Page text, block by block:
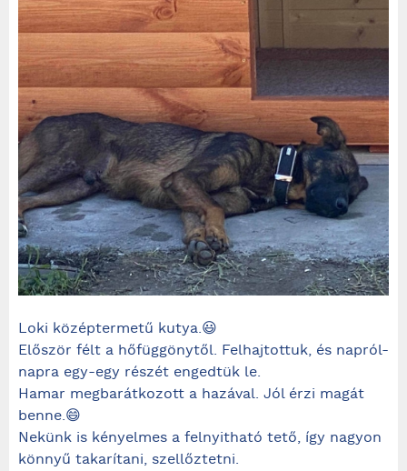
Loki középtermetű kutya.😃
Először félt a hőfüggönytől. Felhajtottuk, és napról-
napra egy-egy részét engedtük le.
Hamar megbarátkozott a hazával. Jól érzi magát
benne.😄
Nekünk is kényelmes a felnyitható tető, így nagyon
könnyű takarítani, szellőztetni.